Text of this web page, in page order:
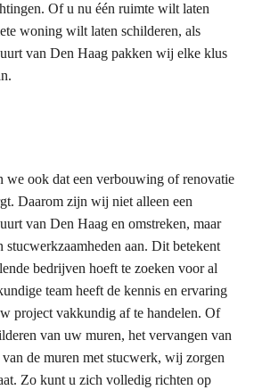
Of u nu één ruimte wilt laten
woning wilt laten schilderen, als
van Den Haag pakken wij elke klus
we ook dat een verbouwing of renovatie
Daarom zijn wij niet alleen een
van Den Haag en omstreken, maar
aan. Dit betekent
bedrijven hoeft te zoeken voor al
team heeft de kennis en ervaring
project vakkundig af te handelen. Of
van uw muren, het vervangen van
de muren met stucwerk, wij zorgen
Zo kunt u zich volledig richten op